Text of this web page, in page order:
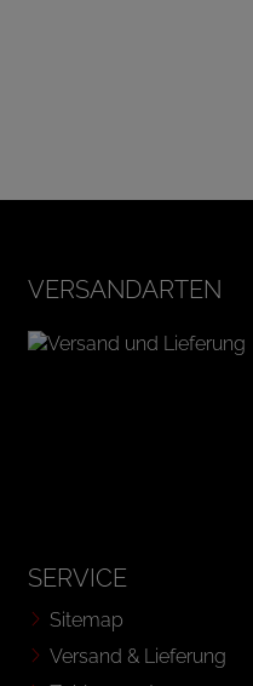
VERSANDARTEN
SERVICE
Sitemap
Versand & Lieferung